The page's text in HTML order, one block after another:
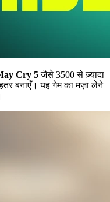
Cry 5जैसे 3500 से ज़्यादा
बनाएँ। यह गेम का मज़ा लेने